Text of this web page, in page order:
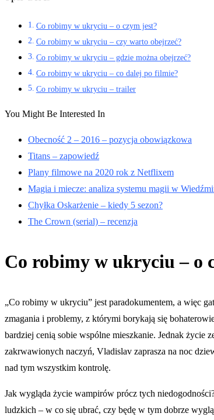
Co robimy w ukryciu – o czym jest?
Co robimy w ukryciu – czy warto obejrzeć?
Co robimy w ukryciu – gdzie można obejrzeć?
Co robimy w ukryciu – co dalej po filmie?
Co robimy w ukryciu – trailer
You Might Be Interested In
Obecność 2 – 2016 – pozycja obowiązkowa
Titans – zapowiedź
Plany filmowe na 2020 rok z Netflixem
Magia i miecze: analiza systemu magii w
Chyłka Oskarżenie – kiedy 5 sezon?
The Crown (serial) – recenzja
Co robimy w ukryciu – o
„Co robimy w ukryciu” jest paradokumentem, a więc
zmagania i problemy, z którymi borykają się
bardziej cenią sobie wspólne mieszkanie. Jednak życie
zakrwawionych naczyń, Vladislav zaprasza na noc
nad tym wszystkim kontrolę.
Jak wygląda życie wampirów prócz tych
ludzkich – w co się ubrać, czy będę w tym dobrze